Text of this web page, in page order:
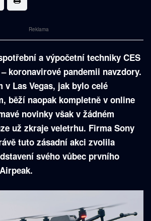
Reklama
a výpočetní techniky CES
koronavirové pandemii navzdory.
v Las Vegas, jak bylo celé
běží naopak kompletně v online
novinky však v žádném
už zkraje veletrhu. Firma Sony
tuto zásadní akci zvolila
svého vůbec prvního